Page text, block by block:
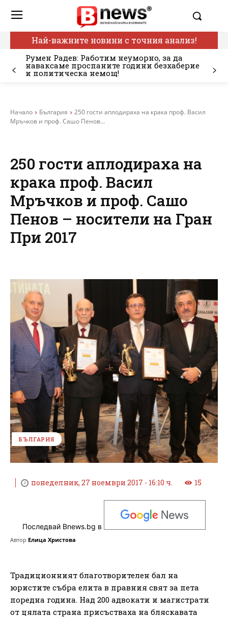
Най-важните новини с точния анализ!
Румен Радев: Работим неуморно, за да
наваксаме проспаните години безхаберие
и политическа немощ!
Начало България
250 гости аплодираха на крака проф. Васил
Мръчков и проф. Сашо Пенов...
250 гости аплодираха на
крака проф. Васил
Мръчков и проф. Сашо
Пенов – носители на Гран
При 2017
БЪЛГАРИЯ
понеделник, 27 ноември 2017 - 16:10 ч. 15
Последвай Bnews.bg в
Автор Елица Христова
Традиционният благотворителен бал на
юристите събра елита в правния свят за пета
поредна година. Над 200 адвокати и магистрати
от цялата страна присъстваха на бляскавата